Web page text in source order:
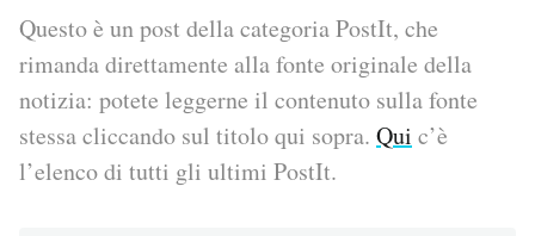
PODCAST
NEWSLETTER
Questo è un post della categoria PostIt, che
rimanda direttamente alla fonte originale della
notizia: potete leggerne il contenuto sulla fonte
stessa cliccando sul titolo qui sopra. Qui c’è
l’elenco di tutti gli ultimi PostIt.